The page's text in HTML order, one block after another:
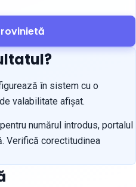
în sistem cu o
valabilitate afișat.
numărul introdus, portalul
Verifică corectitudinea